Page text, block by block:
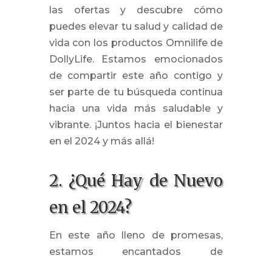
las ofertas y descubre cómo
puedes elevar tu salud y calidad de
vida con los productos Omnilife de
DollyLife. Estamos emocionados
de compartir este año contigo y
ser parte de tu búsqueda continua
hacia una vida más saludable y
vibrante. ¡Juntos hacia el bienestar
en el 2024 y más allá!
2. ¿Qué Hay de Nuevo
en el 2024?
En este año lleno de promesas,
estamos encantados de